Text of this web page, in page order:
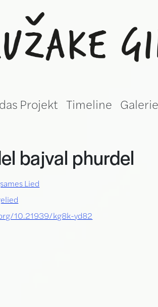
Projekt Timeline Galerie
bajval phurdel
Lied
10.21939/kg8k-yd82